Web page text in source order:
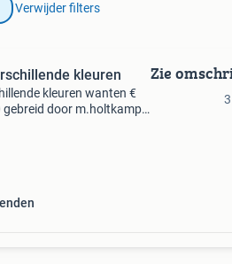
Verwijder filters
kleuren
kleuren wanten €
door m.holtkamp-
Zie